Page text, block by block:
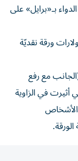
بـ«برايل» على
ورقة نقديّة
(الجانب مع رفع
في الزاوية
الأشخاص